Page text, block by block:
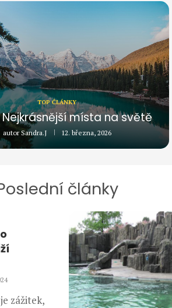
TOP ČLÁNKY
Nejkrásnější místa na světě
autorSandra.J 12. března, 2026
články
zážitek,